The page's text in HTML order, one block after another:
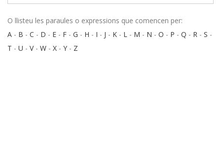
O llisteu les paraules o expressions que comencen per:
A - B - C - D - E - F - G - H - I - J - K - L - M - N - O - P - Q - R - S -
T - U - V- W - X - Y - Z